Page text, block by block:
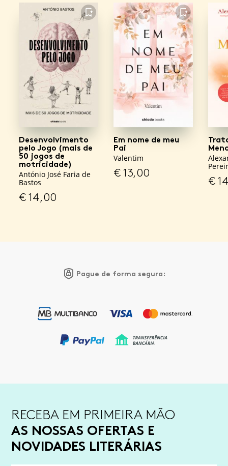
FAVORITO
Desenvolvimento
pelo Jogo (mais de
50 jogos de
motricidade)
António José Faria de
Bastos
€14,00
FAVORITO
Em nome de meu
Pai
Valentim
€13,00
€
Pague de forma segura:
RECEBA EM PRIMEIRA MÃO
AS NOSSAS OFERTAS E
NOVIDADES LITERÁRIAS